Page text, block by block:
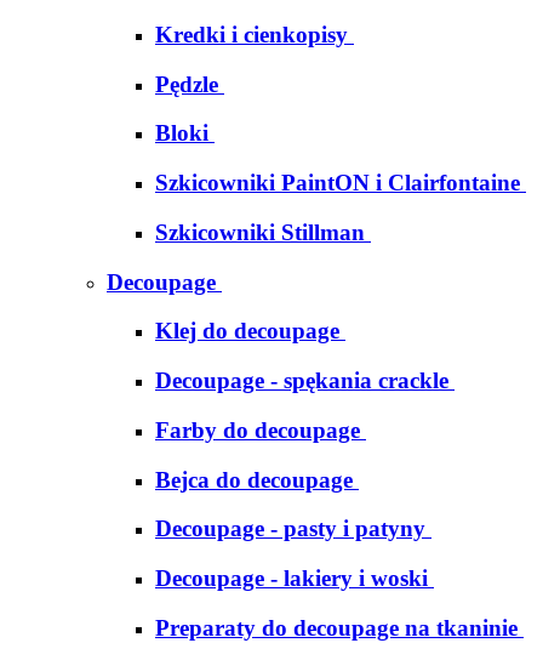
Kredki i cienkopisy
Pędzle
Bloki
Szkicowniki PaintON i Clairfontaine
Szkicowniki Stillman
Decoupage
Klej do decoupage
Decoupage - spękania crackle
Farby do decoupage
Bejca do decoupage
Decoupage - pasty i patyny
Decoupage - lakiery i woski
Preparaty do decoupage na tkaninie